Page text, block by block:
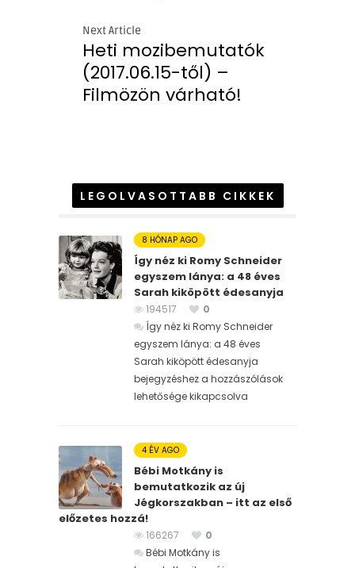
Next Article
Heti mozibemutatók
(2017.06.15-től) –
Filmözön várható!
LEGOLVASOTTABB CIKKEK
8 HÓNAP AGO
Így néz ki Romy Schneider
egyszem lánya: a 48 éves
Sarah kiköpött édesanyja
194517
0
Így néz ki Romy Schneider
egyszem lánya: a 48 éves
Sarah kiköpött édesanyja
bejegyzéshez a hozzászólások
lehetősége kikapcsolva
4 ÉV AGO
Bébi Motkány is
bemutatkozik az új
Jégkorszakban – itt az első
előzetes hozzá!
166267
0
Bébi Motkány is